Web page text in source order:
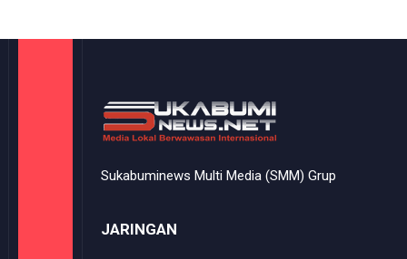
Sukabuminews Multi Media (SMM) Grup
JARINGAN